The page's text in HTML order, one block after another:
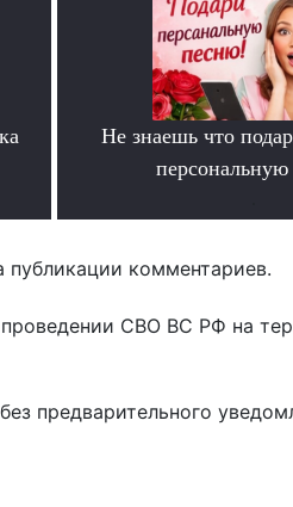
Не знаешь что
комментариев.
СВО ВС РФ на
предварительного